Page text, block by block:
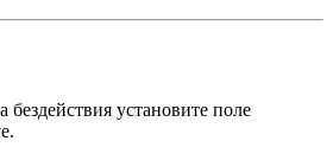
бездействия установите поле